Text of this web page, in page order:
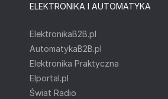
ELEKTRONIKA I AUTOMATYKA
ElektronikaB2B.pl
AutomatykaB2B.pl
Elektronika Praktyczna
Elportal.pl
Świat Radio